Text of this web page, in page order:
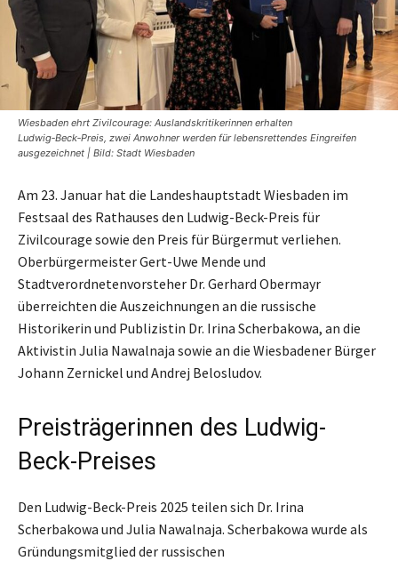
Wiesbaden ehrt Zivilcourage: Auslandskritikerinnen erhalten
Ludwig‑Beck‑Preis, zwei Anwohner werden für lebensrettendes Eingreifen
ausgezeichnet | Bild: Stadt Wiesbaden
Am 23. Januar hat die Landeshauptstadt Wiesbaden im
Festsaal des Rathauses den Ludwig-Beck-Preis für
Zivilcourage sowie den Preis für Bürgermut verliehen.
Oberbürgermeister Gert-Uwe Mende und
Stadtverordnetenvorsteher Dr. Gerhard Obermayr
überreichten die Auszeichnungen an die russische
Historikerin und Publizistin Dr. Irina Scherbakowa, an die
Aktivistin Julia Nawalnaja sowie an die Wiesbadener Bürger
Johann Zernickel und Andrej Belosludov.
Preisträgerinnen des Ludwig-
Beck-Preises
Den Ludwig-Beck-Preis 2025 teilen sich Dr. Irina
Scherbakowa und Julia Nawalnaja. Scherbakowa wurde als
Gründungsmitglied der russischen